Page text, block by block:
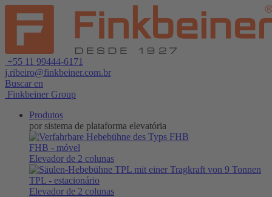
+55 11 99444-6171
j.ribeiro@finkbeiner.com.br
Buscar en
Finkbeiner Group
Produtos
por sistema de plataforma elevatória
FHB - móvel
Elevador de 2 colunas
TPL - estacionário
Elevador de 2 colunas